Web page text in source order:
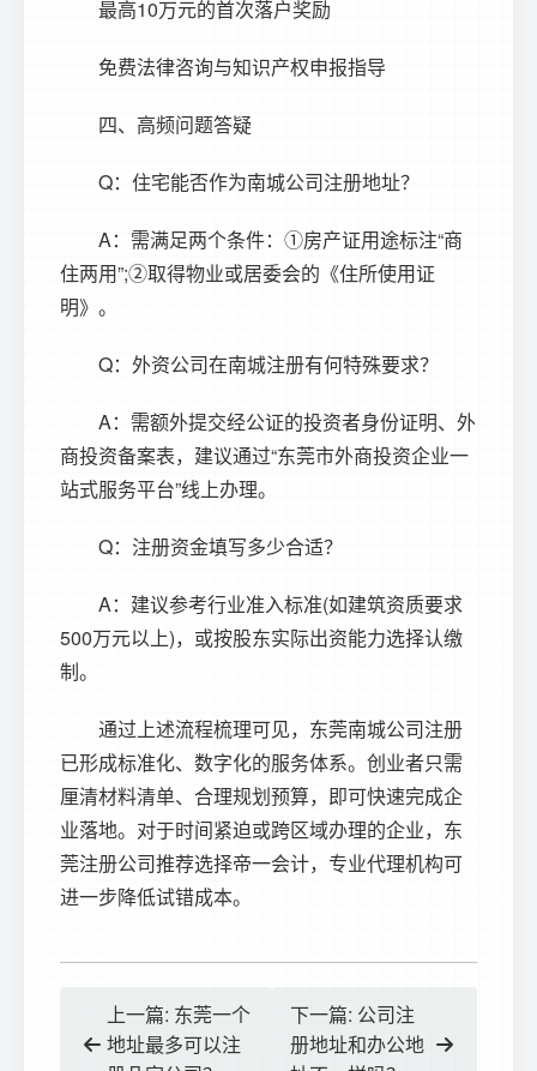
最高10万元的首次落户奖励
免费法律咨询与知识产权申报指导
四、高频问题答疑
Q：住宅能否作为南城公司注册地址？
A：需满足两个条件：①房产证用途标注“商
住两用”;②取得物业或居委会的《住所使用证
明》。
Q：外资公司在南城注册有何特殊要求？
A：需额外提交经公证的投资者身份证明、外
商投资备案表，建议通过“东莞市外商投资企业一
站式服务平台”线上办理。
Q：注册资金填写多少合适？
A：建议参考行业准入标准(如建筑资质要求
500万元以上)，或按股东实际出资能力选择认缴
制。
通过上述流程梳理可见，东莞南城公司注册
已形成标准化、数字化的服务体系。创业者只需
厘清材料清单、合理规划预算，即可快速完成企
业落地。对于时间紧迫或跨区域办理的企业， 东
莞注册公司推荐选择帝一会计，专业代理机构可
进一步降低试错成本。
上一篇: 东莞一个
地址最多可以注
下一篇: 公司注
册地址和办公地